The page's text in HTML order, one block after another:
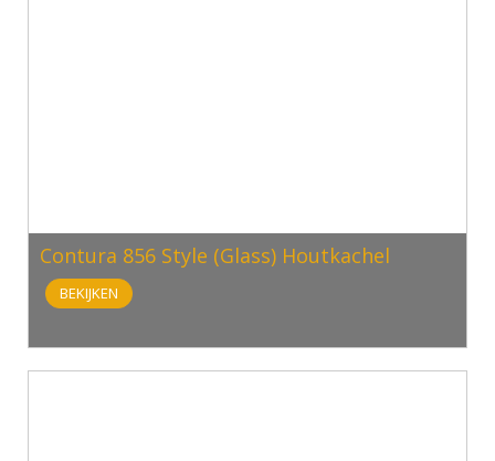
Contura 856 Style (Glass) Houtkachel
BEKIJKEN